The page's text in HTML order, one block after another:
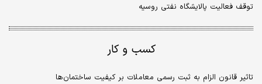
توقف فعالیت پالایشگاه نفتی روسیه
کسب و کار
تاثیر قانون الزام به ثبت رسمی معاملات بر کیفیت ساختمان‌ها